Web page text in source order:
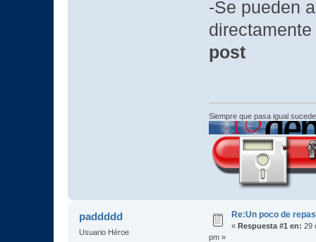
-Se pueden
post
Siempre que pasa igual
paddddd
Usuario Héroe
Re:Un poco de
« Respuesta #1 en: 29
pm »